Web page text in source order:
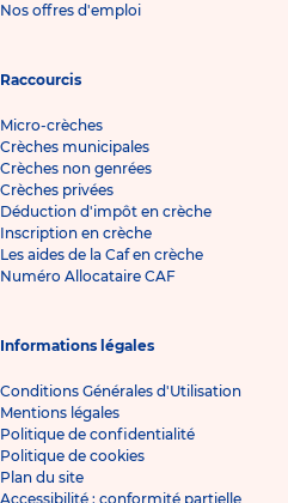
Nos offres d'emploi
Raccourcis
Micro-crèches
Crèches municipales
Crèches non genrées
Crèches privées
Déduction d'impôt en crèche
Inscription en crèche
Les aides de la Caf en crèche
Numéro Allocataire CAF
Informations légales
Conditions Générales d'Utilisation
Mentions légales
Politique de confidentialité
Politique de cookies
Plan du site
Accessibilité : conformité partielle